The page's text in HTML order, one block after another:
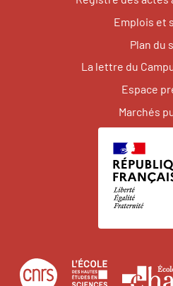
Emplois et
Plan du
La lettre du
Espace
Marchés
Centre École